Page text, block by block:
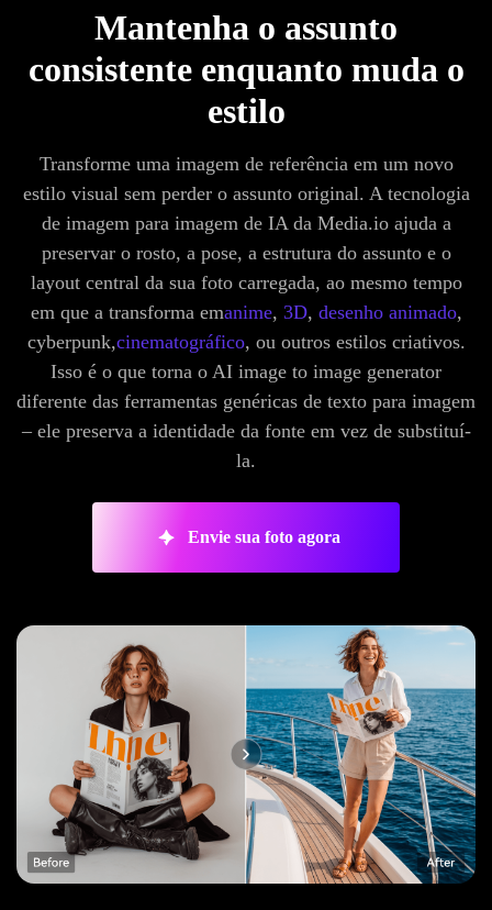
Mantenha o assunto
consistente enquanto muda o
estilo
Transforme uma imagem de referência em um novo
estilo visual sem perder o assunto original. A tecnologia
de imagem para imagem de IA da Media.io ajuda a
preservar o rosto, a pose, a estrutura do assunto e o
layout central da sua foto carregada, ao mesmo tempo
em que a transforma emanime, 3D, desenho animado,
cyberpunk,cinematográfico, ou outros estilos criativos.
Isso é o que torna o AI image to image generator
diferente das ferramentas genéricas de texto para imagem
– ele preserva a identidade da fonte em vez de substituí-
la.
Envie sua foto agora